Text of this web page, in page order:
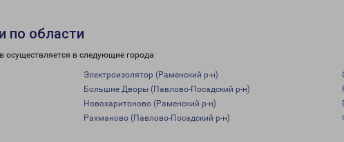
по области
осуществляется в следующие города:
Электроизолятор (Раменский р-н)
Большие Дворы (Павлово-Посадский р-н)
Новохаритоново (Раменский р-н)
Рахманово (Павлово-Посадский р-н)